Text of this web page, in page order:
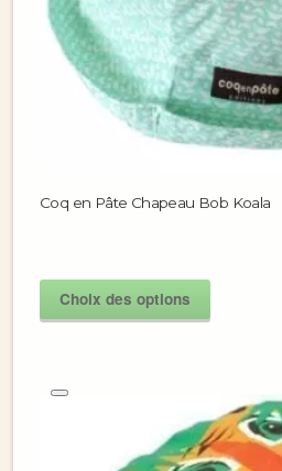
Coq en Pâte Chapeau Bob Koala
Choix des options